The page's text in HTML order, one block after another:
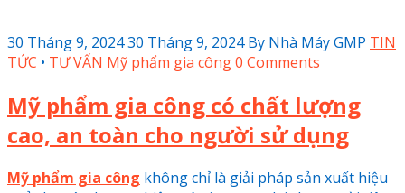
30 Tháng 9, 202430 Tháng 9, 2024 By Nhà Máy GMP TIN
TỨC • TƯ VẤN Mỹ phẩm gia công0 Comments
Mỹ phẩm gia công có chất lượng
cao, an toàn cho người sử dụng
Mỹ phẩm gia công không chỉ là giải pháp sản xuất hiệu